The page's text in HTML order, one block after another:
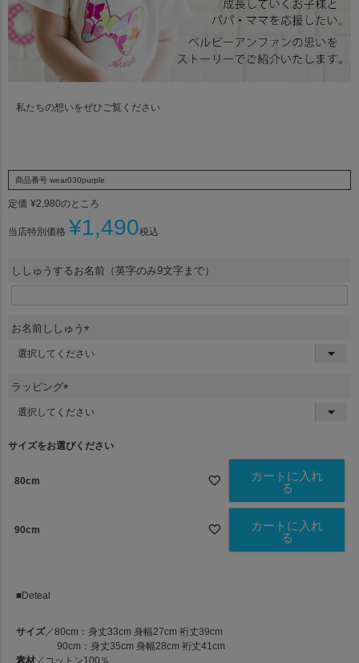
私たちの想いをぜひご覧ください
商品番号 wear030purple
定価 ¥2,980のところ
当店特別価格 ¥1,490税込
ししゅうするお名前（英字のみ9文字まで）
お名前ししゅう
ラッピング
)
サイズをお選びください
80cm
カートに入れ
る
90cm
カートに入れ
る
■Deteal
サイズ／80cm：身丈33cm 身幅27cm 裄丈39cm
90cm：身丈35cm 身幅28cm 裄丈41cm
素材 ／コットン100％